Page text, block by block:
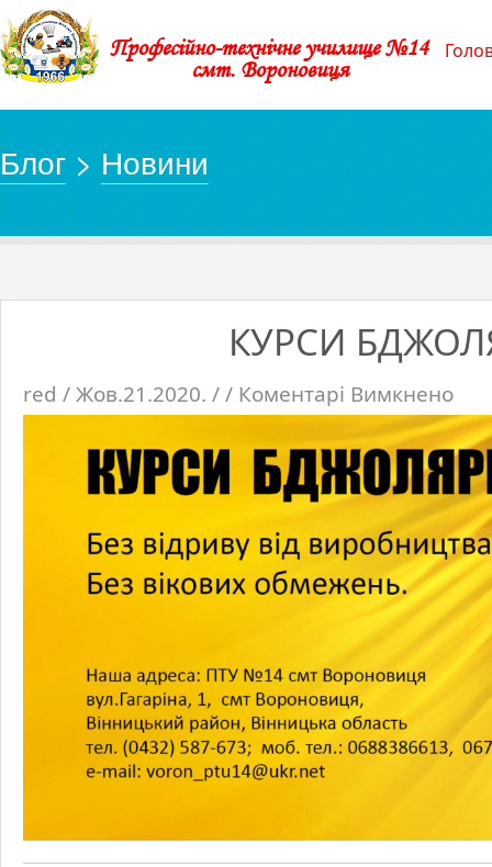
Професійно-технічне училище №14
смт. Вороновиця
Блог>Новини
КУРСИ
red / Жов.21.2020. / / Коментарі ВимкненоКУРСИ